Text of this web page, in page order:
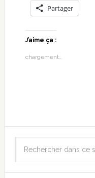
Partager
J’aime ça :
chargement…